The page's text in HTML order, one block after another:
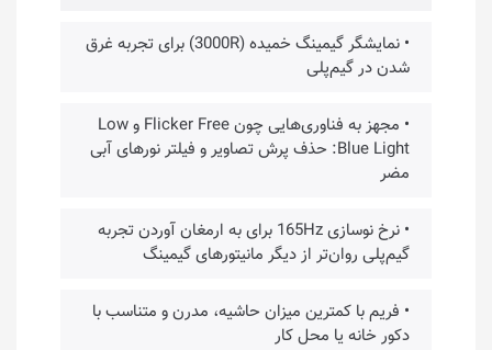
• نمایشگر گیمینگ خمیده (3000R) برای تجربه غرق
شدن در گیم‌پلی
• مجهز به فناوری‌هایی چون Flicker Free و Low
Blue Light: حذف پرش تصاویر و فیلتر نورهای آبی
مضر
• نرخ نوسازی 165Hz برای به ارمغان آوردن تجربه
گیم‌پلی روان‌تر از دیگر مانیتورهای گیمینگ
• فریم با کمترین میزان حاشیه، مدرن و متناسب با
دکور خانه یا محل کار